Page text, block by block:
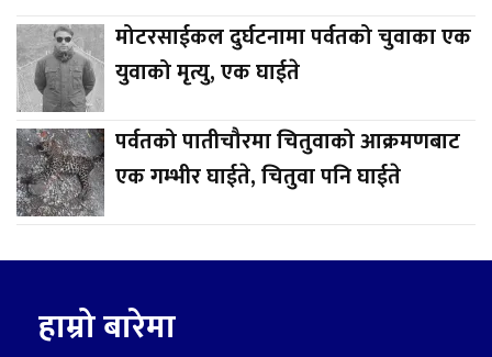
मोटरसाईकल दुर्घटनामा पर्वतको चुवाका एक
युवाको मृत्यु, एक घाईते
पर्वतको पातीचौरमा चितुवाको आक्रमणबाट
एक गम्भीर घाईते, चितुवा पनि घाईते
हाम्रो बारेमा